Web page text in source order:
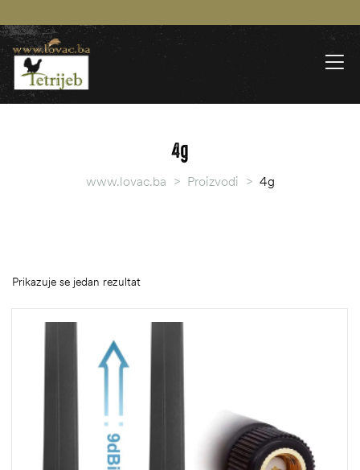
4g
www.lovac.ba > Proizvodi > 4g
Prikazuje se jedan rezultat